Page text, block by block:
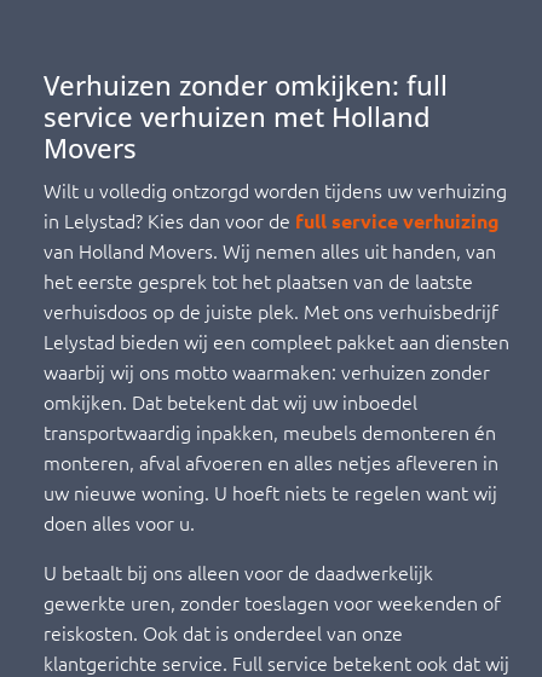
Verhuizen zonder omkijken: full
service verhuizen met Holland
Movers
Wilt u volledig ontzorgd worden tijdens uw verhuizing
in Lelystad? Kies dan voor de full service verhuizing
van Holland Movers. Wij nemen alles uit handen, van
het eerste gesprek tot het plaatsen van de laatste
verhuisdoos op de juiste plek. Met ons verhuisbedrijf
Lelystad bieden wij een compleet pakket aan diensten
waarbij wij ons motto waarmaken: verhuizen zonder
omkijken. Dat betekent dat wij uw inboedel
transportwaardig inpakken, meubels demonteren én
monteren, afval afvoeren en alles netjes afleveren in
uw nieuwe woning. U hoeft niets te regelen want wij
doen alles voor u.
U betaalt bij ons alleen voor de daadwerkelijk
gewerkte uren, zonder toeslagen voor weekenden of
reiskosten. Ook dat is onderdeel van onze
klantgerichte service. Full service betekent ook dat wij